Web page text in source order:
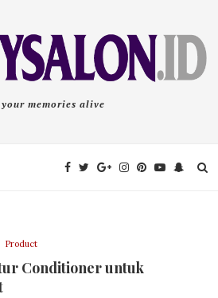
your memories alive
Product
Conditioner untuk